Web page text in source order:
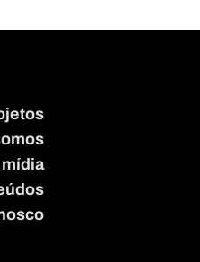
mídia